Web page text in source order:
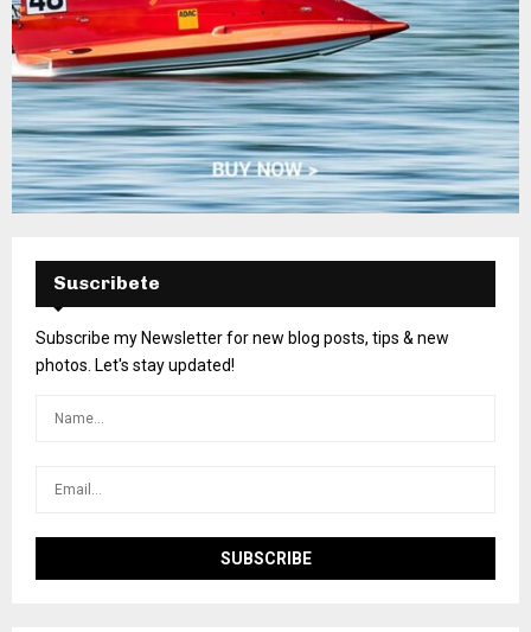
Suscribete
Subscribe my Newsletter for new blog posts, tips & new
photos. Let's stay updated!